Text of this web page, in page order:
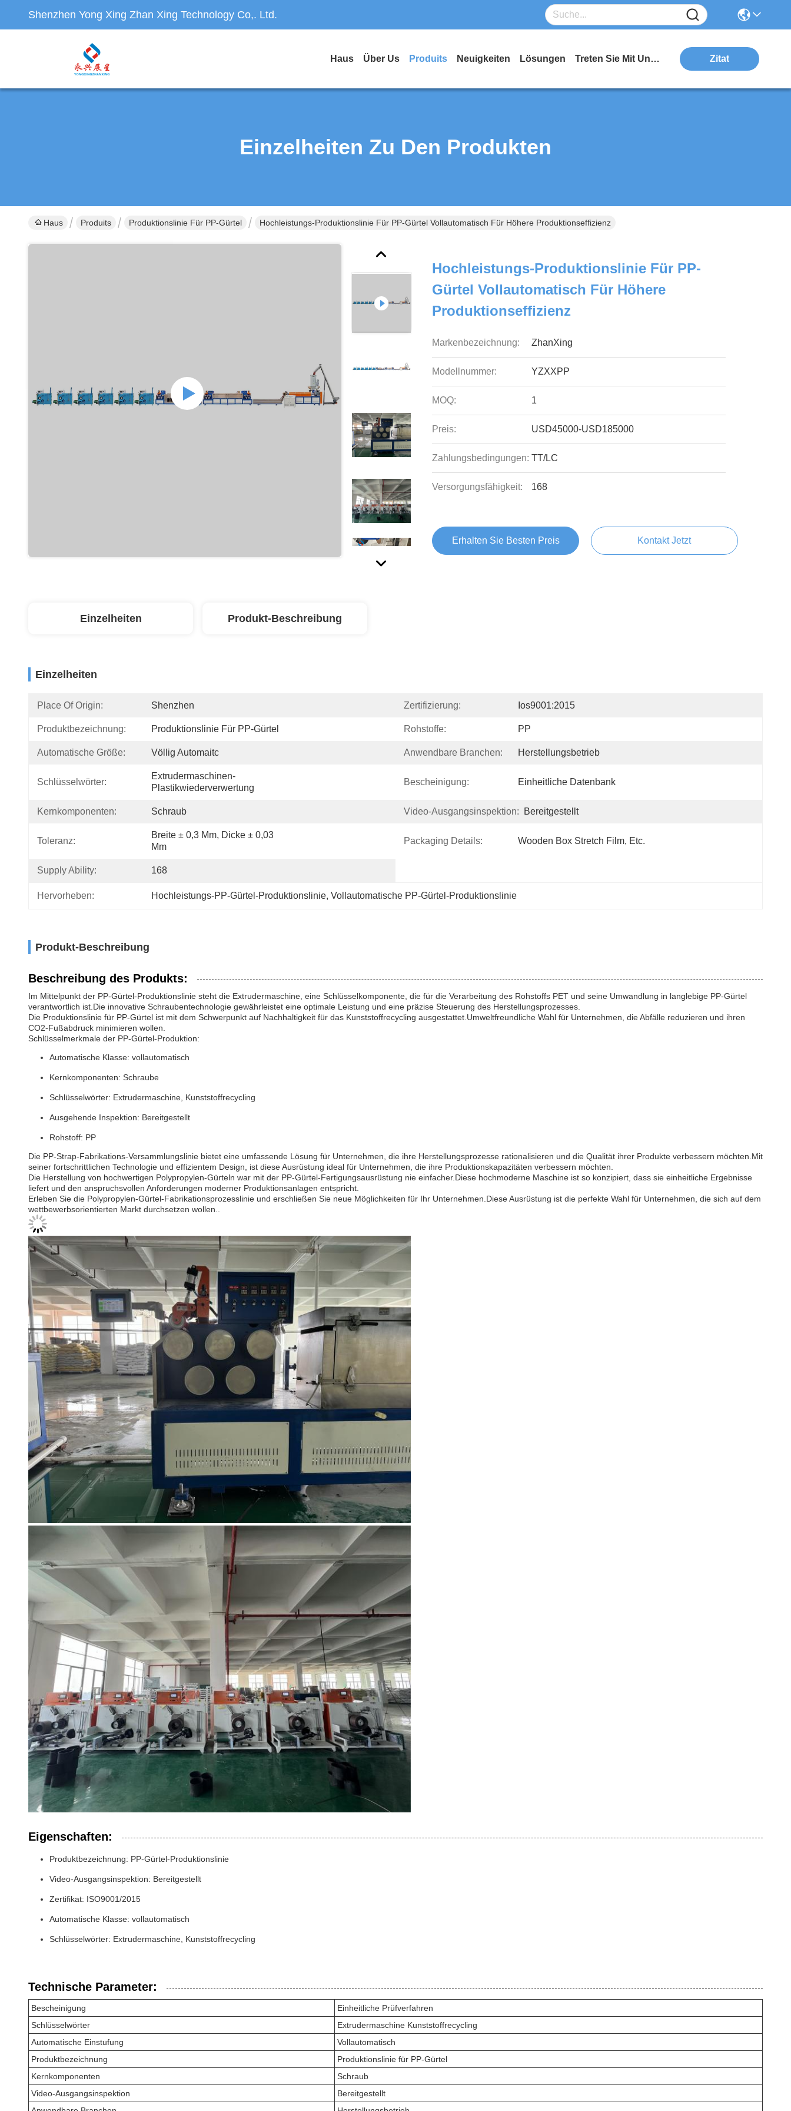
Shenzhen Yong Xing Zhan Xing Technology Co,. Ltd.
Haus Über Us Produits Neuigkeiten Lösungen Treten Sie Mit Uns In Verbindung Zitat
Einzelheiten Zu Den Produkten
Haus Produits Produktionslinie Für PP-Gürtel Hochleistungs-Produktionslinie Für PP-Gürtel Vollautomatisch Für Höhere Produktionseffizienz
Hochleistungs-Produktionslinie Für PP-
Gürtel Vollautomatisch Für Höhere
Produktionseffizienz
Markenbezeichnung: ZhanXing
Modellnummer: YZXXPP
MOQ: 1
Preis: USD45000-USD185000
Zahlungsbedingungen: TT/LC
Versorgungsfähigkeit: 168
Erhalten Sie Besten Preis Kontakt Jetzt
Einzelheiten Produkt-Beschreibung
Einzelheiten
Place Of Origin: Shenzhen Zertifizierung: Ios9001:2015
Produktbezeichnung: Produktionslinie Für PP-Gürtel Rohstoffe: PP
Automatische Größe: Völlig Automaitc Anwendbare Branchen: Herstellungsbetrieb
Schlüsselwörter:
Extrudermaschinen-
Plastikwiederverwertung
Bescheinigung: Einheitliche Datenbank
Kernkomponenten: Schraub Video-Ausgangsinspektion: Bereitgestellt
Toleranz:
Breite ± 0,3 Mm, Dicke ± 0,03
Mm
Packaging Details: Wooden Box Stretch Film, Etc.
Supply Ability: 168
Hervorheben: Hochleistungs-PP-Gürtel-Produktionslinie, Vollautomatische PP-Gürtel-Produktionslinie
Produkt-Beschreibung
Beschreibung des Produkts:
Im Mittelpunkt der PP-Gürtel-Produktionslinie steht die Extrudermaschine, eine Schlüsselkomponente, die für die Verarbeitung des Rohstoffs PET und seine Umwandlung in langlebige PP-Gürtel
verantwortlich ist.Die innovative Schraubentechnologie gewährleistet eine optimale Leistung und eine präzise Steuerung des Herstellungsprozesses.
Die Produktionslinie für PP-Gürtel ist mit dem Schwerpunkt auf Nachhaltigkeit für das Kunststoffrecycling ausgestattet.Umweltfreundliche Wahl für Unternehmen, die Abfälle reduzieren und ihren
CO2-Fußabdruck minimieren wollen.
Schlüsselmerkmale der PP-Gürtel-Produktion:
Automatische Klasse: vollautomatisch
Kernkomponenten: Schraube
Schlüsselwörter: Extrudermaschine, Kunststoffrecycling
Ausgehende Inspektion: Bereitgestellt
Rohstoff: PP
Die PP-Strap-Fabrikations-Versammlungslinie bietet eine umfassende Lösung für Unternehmen, die ihre Herstellungsprozesse rationalisieren und die Qualität ihrer Produkte verbessern möchten.Mit
seiner fortschrittlichen Technologie und effizientem Design, ist diese Ausrüstung ideal für Unternehmen, die ihre Produktionskapazitäten verbessern möchten.
Die Herstellung von hochwertigen Polypropylen-Gürteln war mit der PP-Gürtel-Fertigungsausrüstung nie einfacher.Diese hochmoderne Maschine ist so konzipiert, dass sie einheitliche Ergebnisse
liefert und den anspruchsvollen Anforderungen moderner Produktionsanlagen entspricht.
Erleben Sie die Polypropylen-Gürtel-Fabrikationsprozesslinie und erschließen Sie neue Möglichkeiten für Ihr Unternehmen.Diese Ausrüstung ist die perfekte Wahl für Unternehmen, die sich auf dem
wettbewerbsorientierten Markt durchsetzen wollen..
Eigenschaften:
Produktbezeichnung: PP-Gürtel-Produktionslinie
Video-Ausgangsinspektion: Bereitgestellt
Zertifikat: ISO9001/2015
Automatische Klasse: vollautomatisch
Schlüsselwörter: Extrudermaschine, Kunststoffrecycling
Technische Parameter:
Bescheinigung
Einheitliche Prüfverfahren
Schlüsselwörter
Extrudermaschine Kunststoffrecycling
Automatische Einstufung
Vollautomatisch
Produktbezeichnung
Produktionslinie für PP-Gürtel
Kernkomponenten
Schraub
Video-Ausgangsinspektion
Bereitgestellt